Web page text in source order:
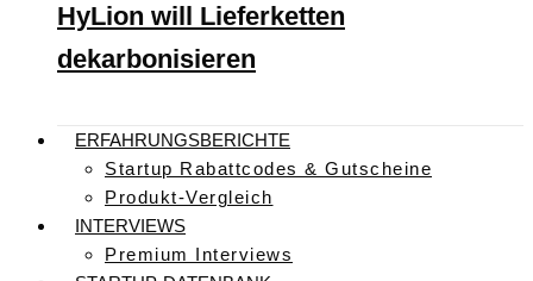
HyLion will Lieferketten
dekarbonisieren
ERFAHRUNGSBERICHTE
Startup Rabattcodes & Gutscheine
Produkt-Vergleich
INTERVIEWS
Premium Interviews